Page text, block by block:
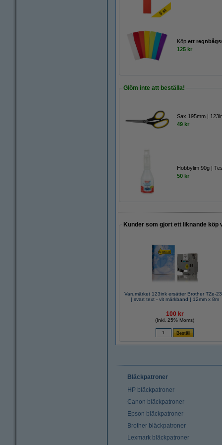
Köp ett
125 kr
Glöm inte att beställa!
Sax 195mm |
49 kr
Hobbylim 90g |
50 kr
Kunder som gjort ett liknande
Varumärket 123ink ersätter Brother TZe-
| svart text - vit märkband | 12mm x 8m
100 kr
(Inkl. 25% Moms)
Bläckpatroner
HP bläckpatroner
Canon bläckpatroner
Epson bläckpatroner
Brother bläckpatroner
Lexmark bläckpatroner